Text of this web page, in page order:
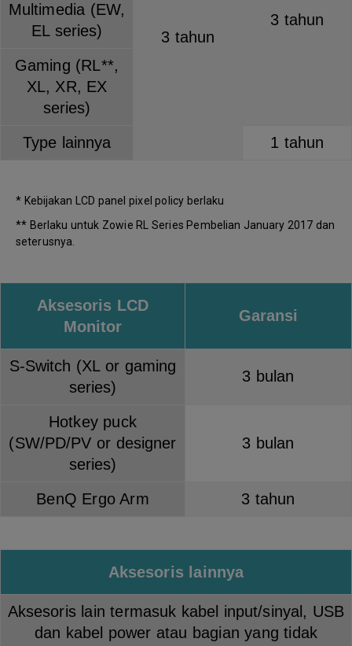
3 tahun
3 tahun
Multimedia (EW,
EL series)
Gaming (RL**,
XL, XR, EX
series)
Type lainnya
1 tahun
* Kebijakan LCD panel pixel policy berlaku
** Berlaku untuk Zowie RL Series Pembelian January 2017 dan
seterusnya.
Aksesoris LCD
Monitor
Garansi
S-Switch (XL or gaming
series)
3 bulan
Hotkey puck
(SW/PD/PV or designer
series)
3 bulan
BenQ Ergo Arm 3 tahun
Aksesoris lainnya
Aksesoris lain termasuk kabel input/sinyal, USB
dan kabel power atau bagian yang tidak